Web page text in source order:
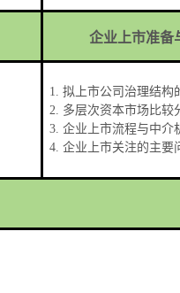
企业上市准备
1. 拟上市公司治理结构
2. 多层次资本市场比较
3. 企业上市流程与中介
4. 企业上市关注的主要